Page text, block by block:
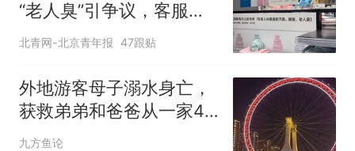
“老人臭”引争议，客服回
应
北青网-北京青年报 47跟贴
外地游客母子溺水身亡，
获救弟弟和爸爸从一家4
口变2人
九方鱼论